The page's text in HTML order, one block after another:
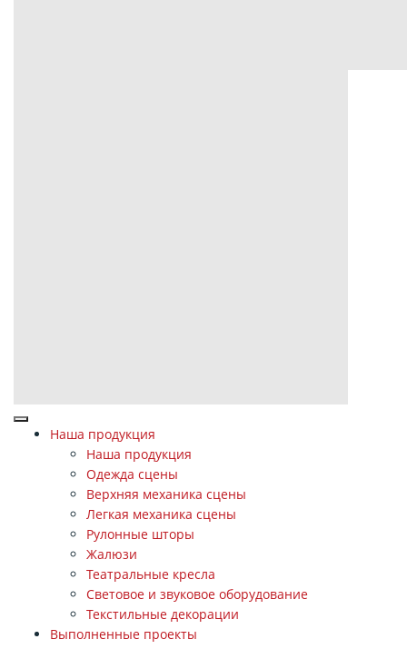
Наша продукция
Наша продукция
Одежда сцены
Верхняя механика сцены
Легкая механика сцены
Рулонные шторы
Жалюзи
Театральные кресла
Световое и звуковое оборудование
Текстильные декорации
Выполненные проекты